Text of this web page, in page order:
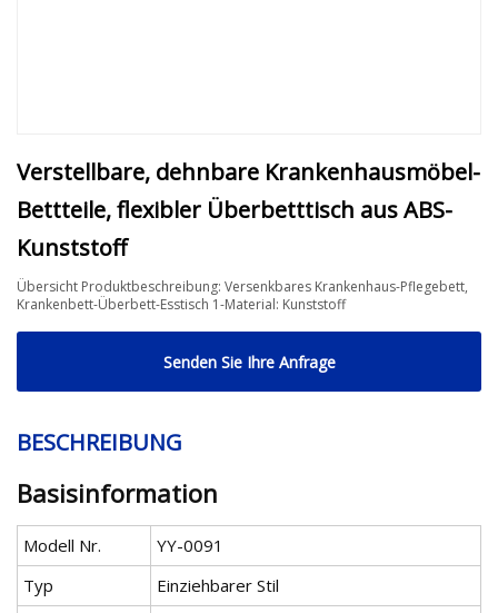
Verstellbare, dehnbare Krankenhausmöbel-
Bettteile, flexibler Überbetttisch aus ABS-
Kunststoff
Übersicht Produktbeschreibung: Versenkbares Krankenhaus-Pflegebett,
Krankenbett-Überbett-Esstisch 1-Material: Kunststoff
Senden Sie Ihre Anfrage
BESCHREIBUNG
Basisinformation
Modell Nr.
YY-0091
Typ
Einziehbarer Stil